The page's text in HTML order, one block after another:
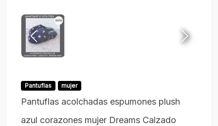
Pantuflas mujer
Pantuflas acolchadas espumones plush
azul corazones mujer Dreams Calzado